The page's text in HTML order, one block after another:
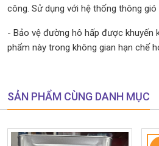
công. Sử dụng với hệ thống thông gió
- Bảo vệ đường hô hấp được khuyến
phẩm này trong không gian hạn chế
SẢN PHẨM CÙNG DANH MỤC